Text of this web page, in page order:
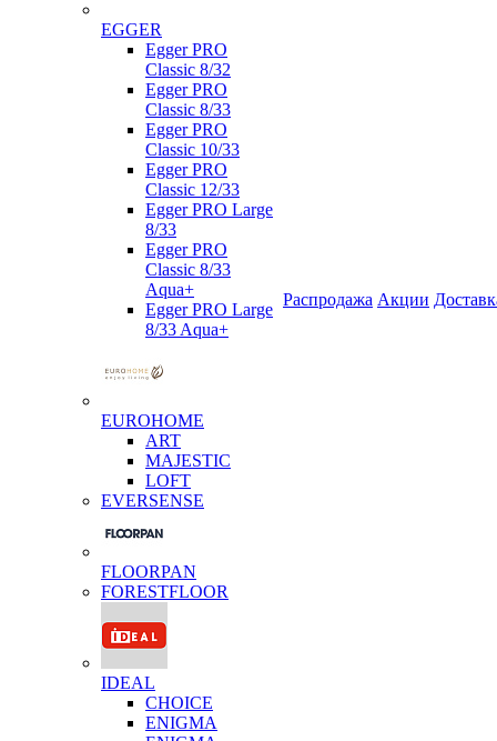
EGGER
Egger PRO
Classic 8/32
Egger PRO
Classic 8/33
Egger PRO
Classic 10/33
Egger PRO
Classic 12/33
Egger PRO Large
8/33
Egger PRO
Classic 8/33
Aqua+
Egger PRO Large
8/33 Aqua+
EUROHOME
ART
MAJESTIC
LOFT
EVERSENSE
FLOORPAN
FORESTFLOOR
IDEAL
CHOICE
ENIGMA
Распродажа Акции